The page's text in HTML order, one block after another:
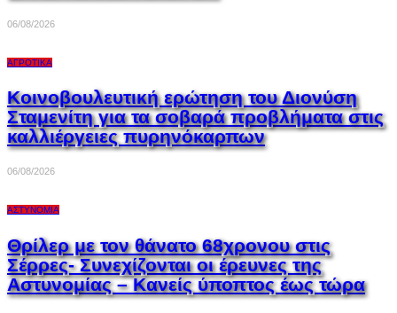
06/08/2026
ΑΓΡΟΤΙΚΆ
Κοινοβουλευτική ερώτηση του Διονύση
Σταμενίτη για τα σοβαρά προβλήματα στις
καλλιέργειες πυρηνόκαρπων
06/08/2026
ΑΣΤΥΝΟΜΊΑ
Θρίλερ με τον θάνατο 68χρονου στις
Σέρρες- Συνεχίζονται οι έρευνες της
Αστυνομίας – Κανείς ύποπτος έως τώρα